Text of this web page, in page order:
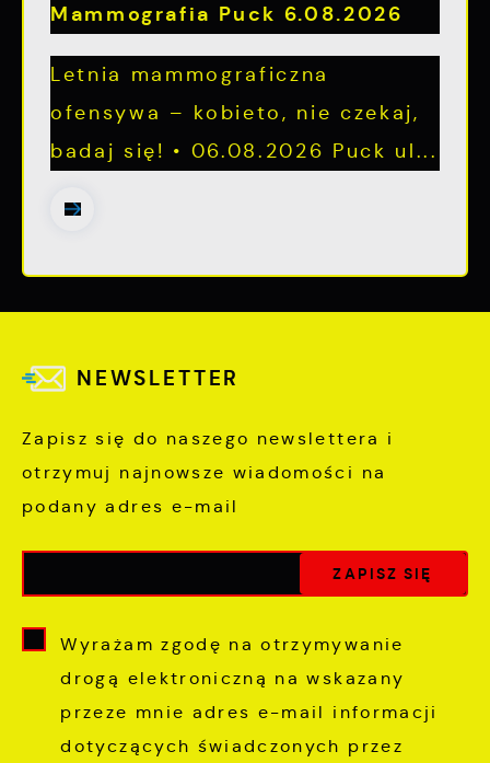
Mammografia Puck 6.08.2026
Letnia mammograficzna
ofensywa – kobieto, nie czekaj,
badaj się! • 06.08.2026 Puck ul...
NEWSLETTER
Zapisz się do naszego newslettera i
otrzymuj najnowsze wiadomości na
podany adres e-mail
Wyrażam zgodę na otrzymywanie
drogą elektroniczną na wskazany
przeze mnie adres e-mail informacji
dotyczących świadczonych przez